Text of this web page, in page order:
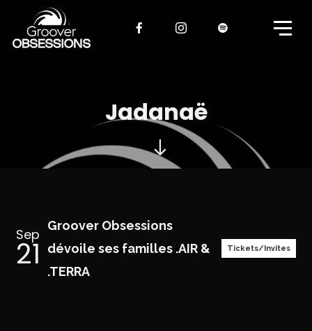
Jadanaë
Sep
21
Groover Obsessions
dévoile ses familles .AIR &
.TERRA
Tickets/Invites